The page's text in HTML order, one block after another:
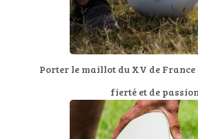
Porter le maillot du XV de France
fierté et de passion